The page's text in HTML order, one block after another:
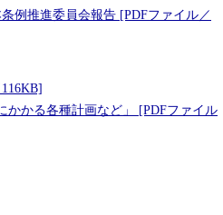
例推進委員会報告 [PDFファイル／
かかる各種計画など」 [PDFファイル